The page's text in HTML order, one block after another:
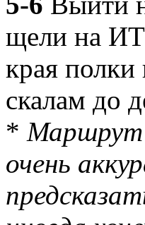
щели на
края
скалам до
* Маршрут
очень